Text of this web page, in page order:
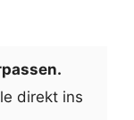
direkt ins